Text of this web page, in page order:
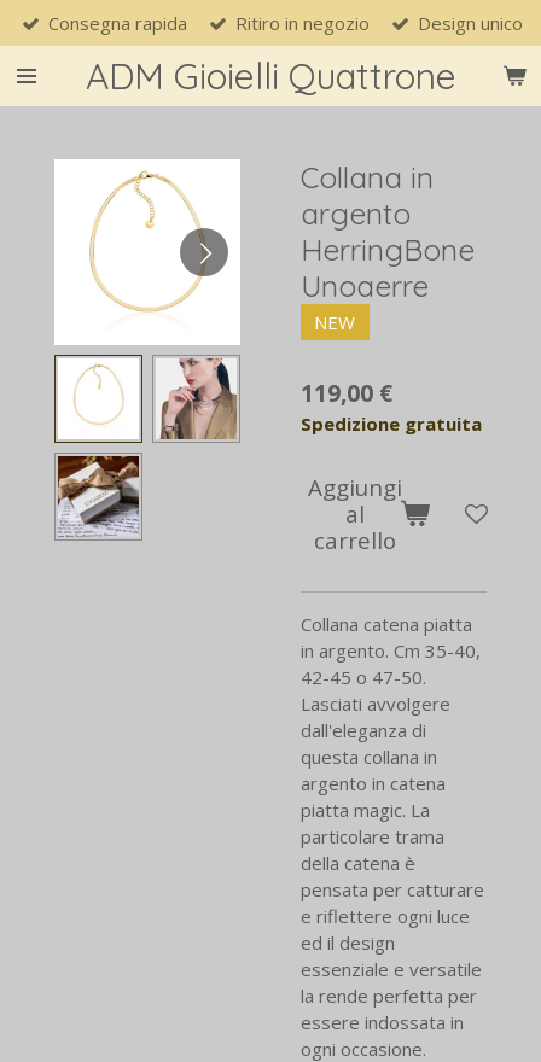
Vai
al
contenuto
principale
ADM Gioielli Quattrone
Consegna rapida Ritiro in negozio Design unico
Collana in
argento
HerringBone
Unoaerre
NEW
119,00 €
Spedizione gratuita
Aggiungi
al
carrello
Collana catena piatta
in argento. Cm 35-40,
42-45 o 47-50.
Lasciati avvolgere
dall'eleganza di
questa collana in
argento in catena
piatta magic. La
particolare trama
della catena è
pensata per catturare
e riflettere ogni luce
ed il design
essenziale e versatile
la rende perfetta per
essere indossata in
ogni occasione.